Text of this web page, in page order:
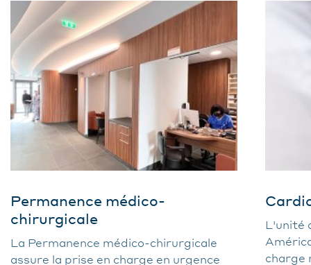
Permanence médico-
chirurgicale
La Permanence médico-chirurgicale
assure la prise en charge en urgence
L'unité
charge